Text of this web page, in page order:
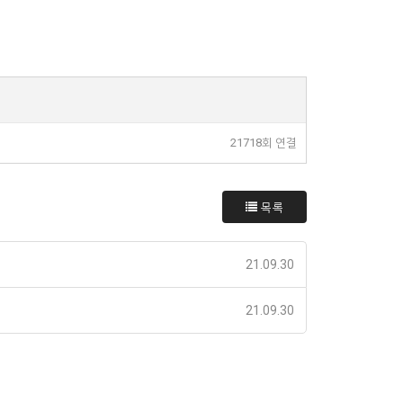
21718회 연결
목록
21.09.30
21.09.30